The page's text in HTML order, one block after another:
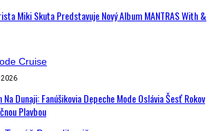
Miki Skuta Predstavuje Nový Album MANTRAS With &
2026
Dunaji: Fanúšikovia Depeche Mode Oslávia Šesť Rokov
Plavbou